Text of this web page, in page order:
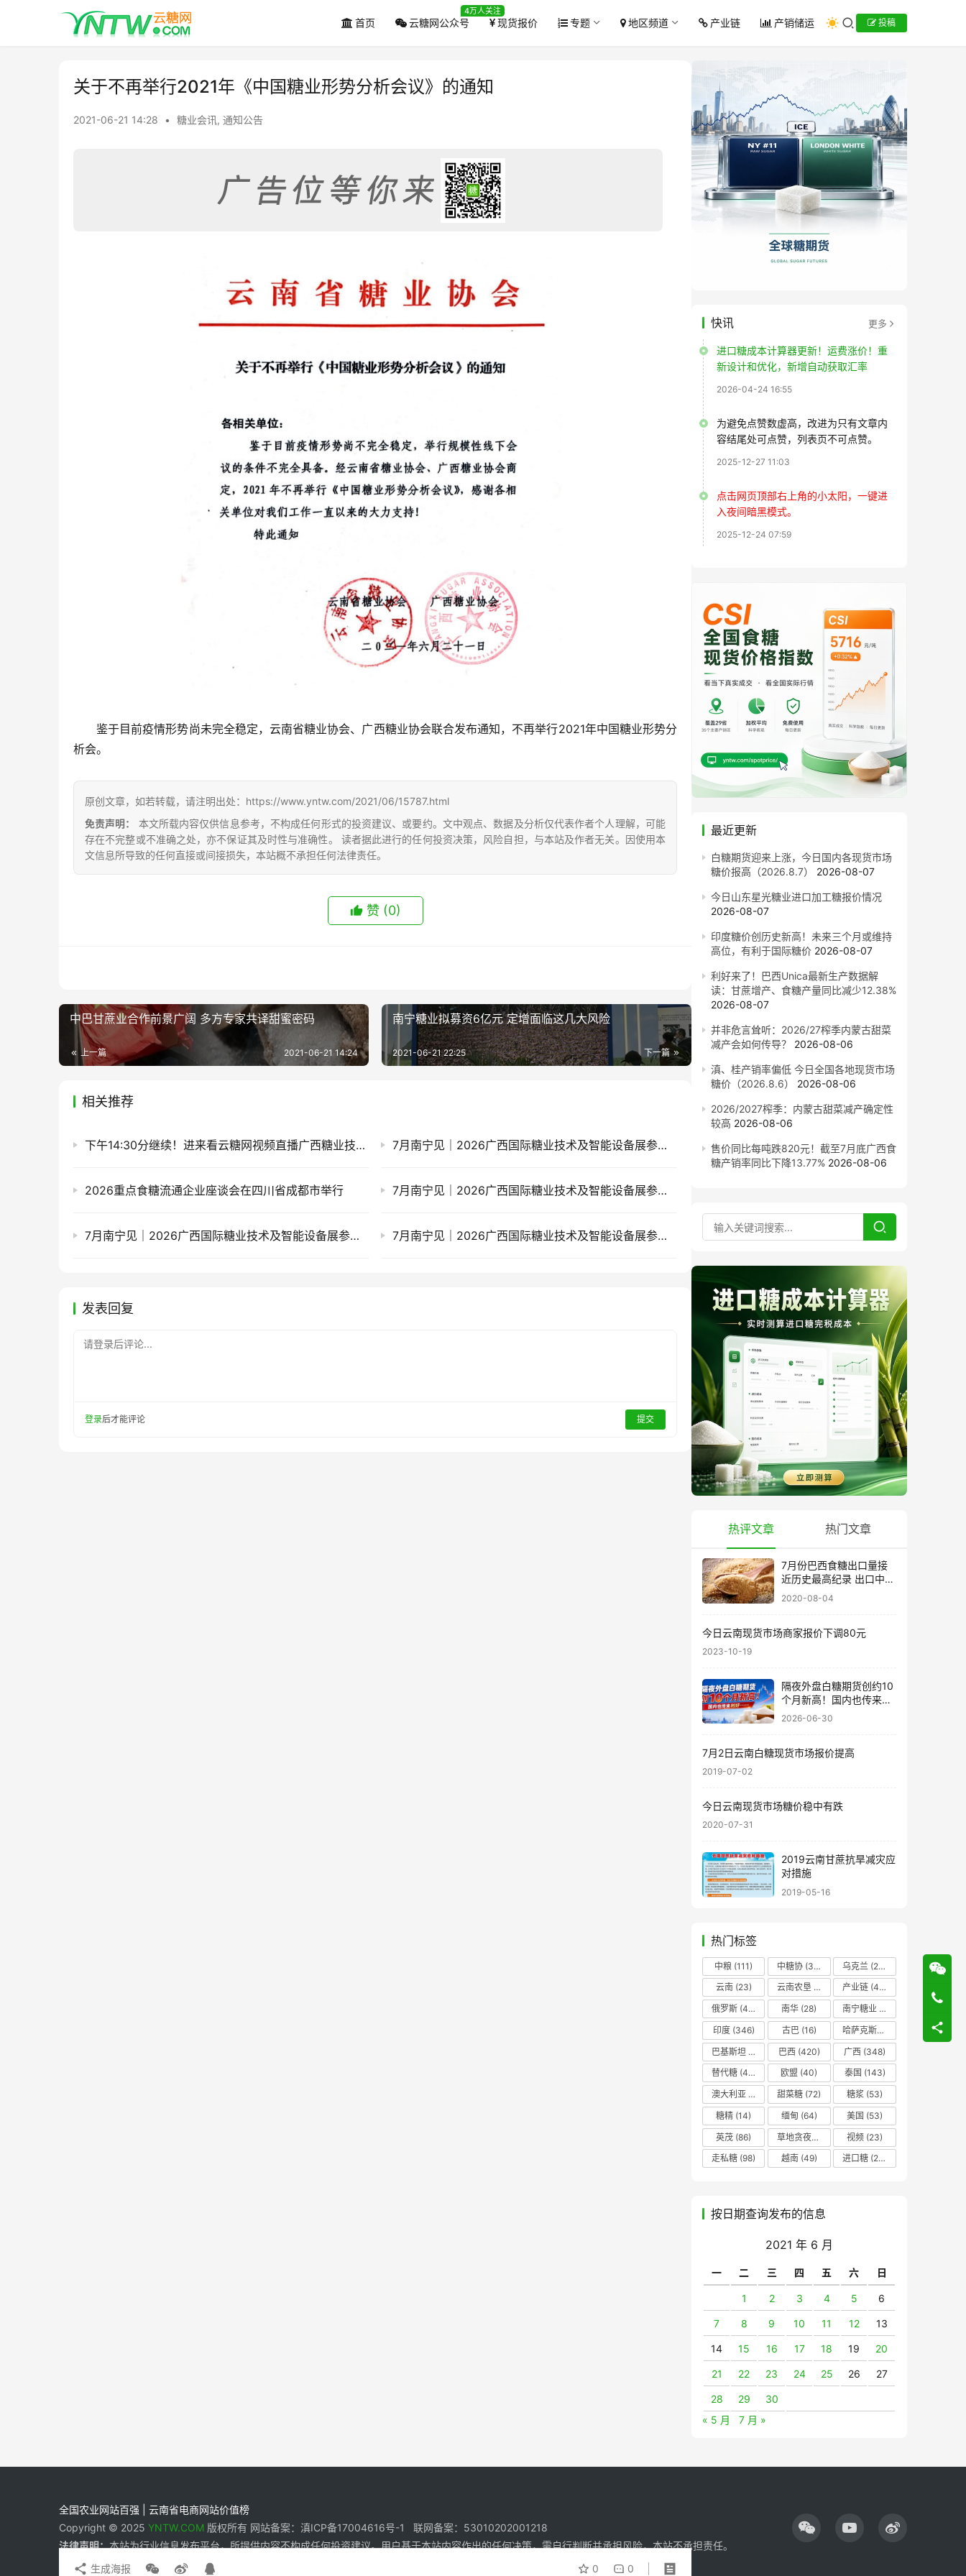
首页 云糖网公众号
4万人关注
现货报价 专题 地区频道 产业链 产销储运 投稿
关于不再举行2021年《中国糖业形势分析会议》的通知
2021-06-21 14:28 • 糖业会讯, 通知公告
鉴于目前疫情形势尚未完全稳定，云南省糖业协会、广西糖业协会联合发布通知，不再举行2021年中国糖业形势分
析会。
原创文章，如若转载，请注明出处：https://www.yntw.com/2021/06/15787.html
免责声明：
本文所载内容仅供信息参考，不构成任何形式的投资建议、或要约。文中观点、数据及分析仅代表作者个人理解，可能
存在不完整或不准确之处，亦不保证其及时性与准确性。 读者据此进行的任何投资决策，风险自担，与本站及作者无关。因使用本
文信息所导致的任何直接或间接损失，本站概不承担任何法律责任。
赞 (0)
0 0
生成海报
中巴甘蔗业合作前景广阔 多方专家共译甜蜜密码
上一篇 2021-06-21 14:24
南宁糖业拟募资6亿元 定增面临这几大风险
下一篇
2021-06-21 22:25
相关推荐
下午14:30分继续！进来看云糖网视频直播广西糖业技术设备展…… 7月南宁见｜2026广西国际糖业技术及智能设备展参展企业推荐(六)
2026重点食糖流通企业座谈会在四川省成都市举行 7月南宁见｜2026广西国际糖业技术及智能设备展参展企业推荐(五)
7月南宁见｜2026广西国际糖业技术及智能设备展参展企业推荐(四) 7月南宁见｜2026广西国际糖业技术及智能设备展参展企业推荐(三)
发表回复
请登录后评论...
登录后才能评论 提交
快讯 更多
进口糖成本计算器更新！运费涨价！重
新设计和优化，新增自动获取汇率
2026-04-24 16:55
为避免点赞数虚高，改进为只有文章内
容结尾处可点赞，列表页不可点赞。
2025-12-27 11:03
点击网页顶部右上角的小太阳，一键进
入夜间暗黑模式。
2025-12-24 07:59
最近更新
白糖期货迎来上涨，今日国内各现货市场
糖价报高（2026.8.7）
2026-08-07
今日山东星光糖业进口加工糖报价情况
2026-08-07
印度糖价创历史新高！未来三个月或维持
高位，有利于国际糖价 2026-08-07
利好来了！巴西Unica最新生产数据解
读：甘蔗增产、食糖产量同比减少12.38%
2026-08-07
并非危言耸听：2026/27榨季内蒙古甜菜
减产会如何传导？
2026-08-06
滇、桂产销率偏低 今日全国各地现货市场
糖价（2026.8.6）
2026-08-06
2026/2027榨季：内蒙古甜菜减产确定性
较高 2026-08-06
售价同比每吨跌820元！截至7月底广西食
糖产销率同比下降13.77% 2026-08-06
热评文章 热门文章
7月份巴西食糖出口量接
近历史最高纪录 出口中国
超40万吨
2020-08-04
今日云南现货市场商家报价下调80元
2023-10-19
隔夜外盘白糖期货创约10
个月新高！国内也传来利
好……
2026-06-30
7月2日云南白糖现货市场报价提高
2019-07-02
今日云南现货市场糖价稳中有跌
2020-07-31
2019云南甘蔗抗旱减灾应
对措施
2019-05-16
热门标签
中粮 (111) 中糖协 (37) 乌克兰 (20)
云南(23) 云南农垦 产业链 (42)
俄罗斯 (43) 南华 (28) 南宁糖业
印度(346) 古巴(16) 哈萨克斯坦
巴基斯坦
巴西(420) 广西 (348)
替代糖 (48) 欧盟 (40) 泰国 (143)
澳大利亚
甜菜糖 (72) 糖浆 (53)
糖精 (14) 缅甸 (64) 美国 (53)
英茂 (86) 草地贪夜蛾 视频 (23)
走私糖 (98) 越南(49) 进口糖 (236)
按日期查询发布的信息
2021 年 6 月
一 二 三 四 五 六 日
1 2 3 4 5 6
7 8 9 10 11 12 13
14 15 16 17 18 19 20
21 22 23 24 25 26 27
28 29
30
« 5 月
7 月 »
全国农业网站百强 | 云南省电商网站价值榜
Copyright © 2025 YNTW.COM 版权所有 网站备案：滇ICP备17004616号-1 联网备案：53010202001218
法律声明：本站为行业信息发布平台，所提供内容不构成任何投资建议。用户基于本站内容作出的任何决策，需自行判断并承担风险，本站不承担责任。